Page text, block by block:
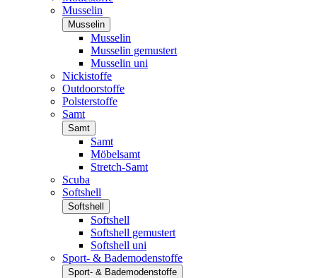
Musselin
Musselin
Musselin
Musselin gemustert
Musselin uni
Nickistoffe
Outdoorstoffe
Polsterstoffe
Samt
Samt
Samt
Möbelsamt
Stretch-Samt
Scuba
Softshell
Softshell
Softshell
Softshell gemustert
Softshell uni
Sport- & Bademodenstoffe
Sport- & Bademodenstoffe